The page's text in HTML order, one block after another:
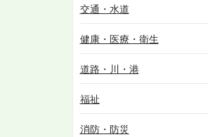
交通・水道
健康・医療・衛生
道路・川・港
福祉
消防・防災